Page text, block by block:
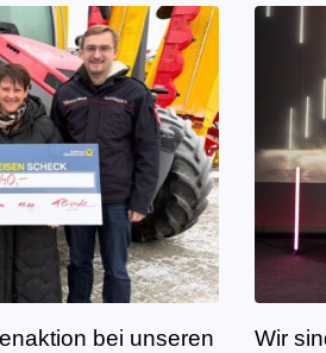
bei unseren
Wir